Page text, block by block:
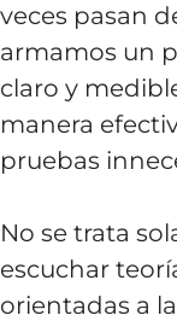
veces pasan
armamos un
claro y
manera
pruebas
No se trata
escuchar
orientadas a